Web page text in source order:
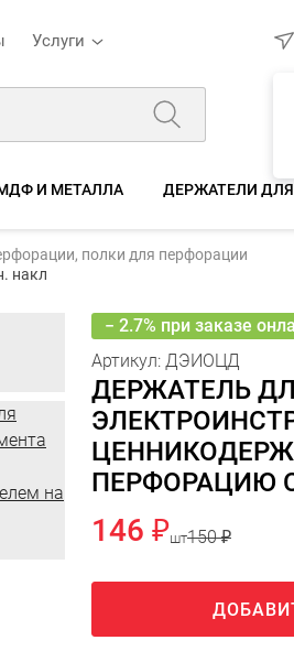
Услуги
И МЕТАЛЛА ДЕРЖАТЕЛИ
150 ₽
полки для перфорации
накл
− 2.7% при заказе
Артикул: ДЭИОЦД
ДЕРЖАТЕЛЬ
ПЕРФОРАЦИЮ
146 ₽шт150 ₽